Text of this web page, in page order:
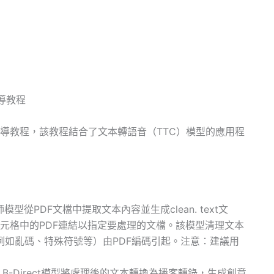
教程
程，該教程結合了文本轉語音（TTC）模型的應用程
型從PDF文檔中提取文本內容並生成clean. text文
中的PDF連結以指定要處理的文檔。該模型清理文本
亂碼、特殊符號等）由PDF編碼引起。注意：建議用